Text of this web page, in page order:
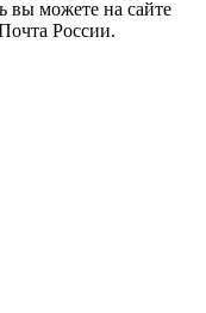
вы можете на сайте
России.